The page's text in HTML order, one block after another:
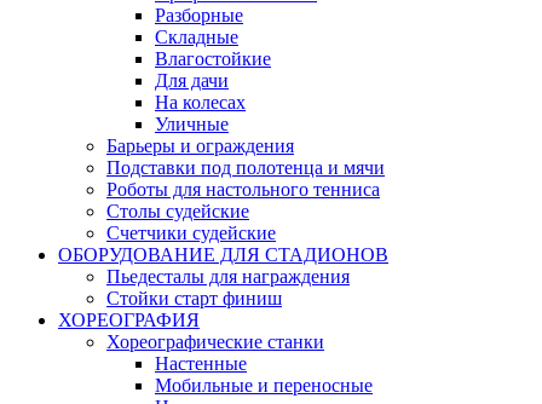
Разборные
Складные
Влагостойкие
Для дачи
На колесах
Уличные
Барьеры и ограждения
Подставки под полотенца и мячи
Роботы для настольного тенниса
Столы судейские
Счетчики судейские
ОБОРУДОВАНИЕ ДЛЯ СТАДИОНОВ
Пьедесталы для награждения
Стойки старт финиш
ХОРЕОГРАФИЯ
Хореографические станки
Настенные
Мобильные и переносные